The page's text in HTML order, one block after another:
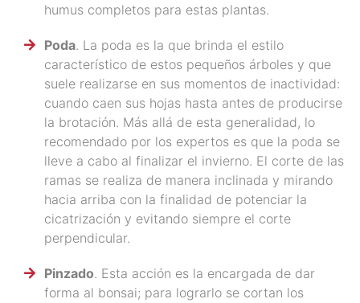
humus completos para estas plantas.
Poda. La poda es la que brinda el estilo
característico de estos pequeños árboles y que
suele realizarse en sus momentos de inactividad:
cuando caen sus hojas hasta antes de producirse
la brotación. Más allá de esta generalidad, lo
recomendado por los expertos es que la poda se
lleve a cabo al finalizar el invierno. El corte de las
ramas se realiza de manera inclinada y mirando
hacia arriba con la finalidad de potenciar la
cicatrización y evitando siempre el corte
perpendicular.
Pinzado. Esta acción es la encargada de dar
forma al bonsai; para lograrlo se cortan los